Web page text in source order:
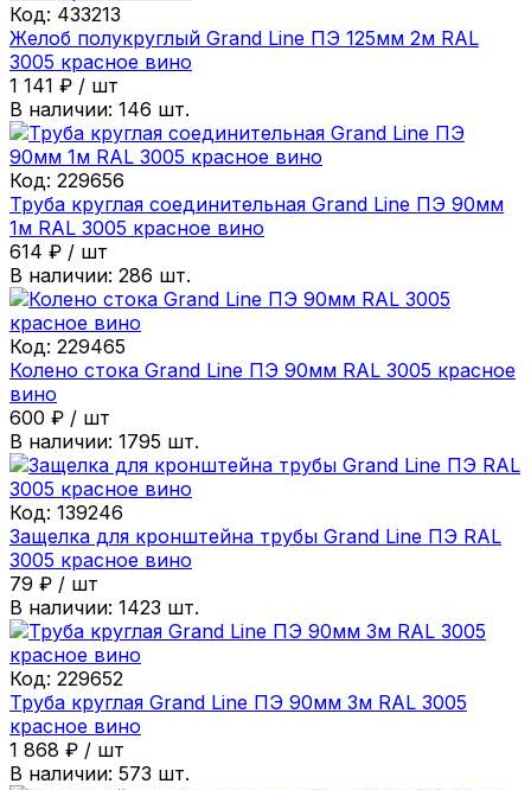
Код: 433213
Желоб полукруглый Grand Line ПЭ 125мм 2м RAL
3005 красное вино
1 141 ₽ / шт
В наличии: 146 шт.
Код: 229656
Труба круглая соединительная Grand Line ПЭ 90мм
1м RAL 3005 красное вино
614 ₽ / шт
В наличии: 286 шт.
Код: 229465
Колено стока Grand Line ПЭ 90мм RAL 3005 красное
вино
600 ₽ / шт
В наличии: 1795 шт.
Код: 139246
Защелка для кронштейна трубы Grand Line ПЭ RAL
3005 красное вино
79 ₽ / шт
В наличии: 1423 шт.
Код: 229652
Труба круглая Grand Line ПЭ 90мм 3м RAL 3005
красное вино
1 868 ₽ / шт
В наличии: 573 шт.